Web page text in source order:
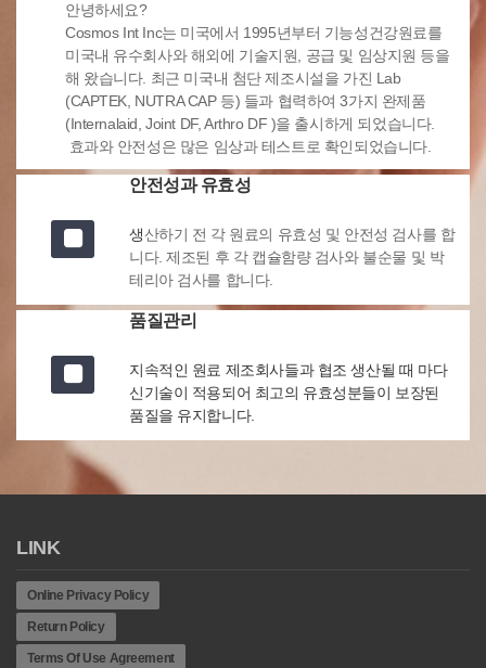
안녕하세요?
Cosmos Int Inc는 미국에서 1995년부터 기능성건강원료를
미국내 유수회사와 해외에 기술지원, 공급 및 임상지원 등을
해 왔습니다. 최근 미국내 첨단 제조시설을 가진 Lab
(CAPTEK, NUTRA CAP 등) 들과 협력하여 3가지 완제품
(Internalaid, Joint DF, Arthro DF )을 출시하게 되었습니다.
효과와 안전성은 많은 임상과 테스트로 확인되었습니다.
안전성과 유효성
생산하기 전 각 원료의 유효성 및 안전성 검사를 합
니다. 제조된 후 각 캡슐함량 검사와 불순물 및 박
테리아 검사를 합니다.
품질관리
지속적인 원료 제조회사들과 협조 생산될 때 마다
신기술이 적용되어 최고의 유효성분들이 보장된
품질을 유지합니다.
LINK
Online Privacy Policy
Return Policy
Terms Of Use Agreement